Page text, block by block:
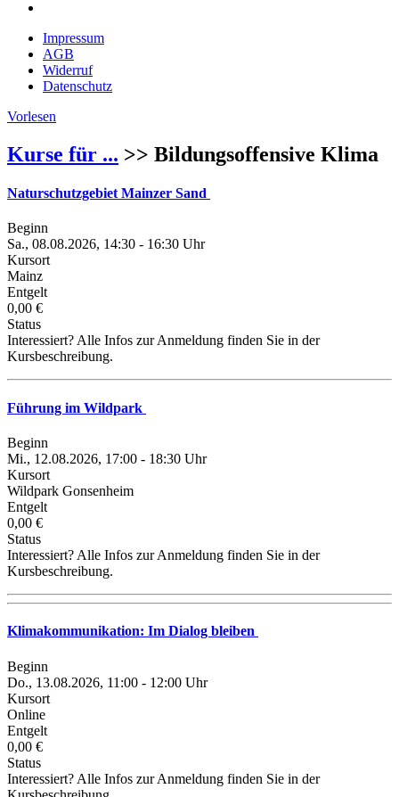
Impressum
AGB
Widerruf
Datenschutz
Vorlesen
Kurse für ... >> Bildungsoffensive Klima
Naturschutzgebiet Mainzer Sand
Beginn
Sa., 08.08.2026, 14:30 - 16:30 Uhr
Kursort
Mainz
Entgelt
0,00 €
Status
Interessiert? Alle Infos zur Anmeldung finden Sie in der
Kursbeschreibung.
Führung im Wildpark
Beginn
Mi., 12.08.2026, 17:00 - 18:30 Uhr
Kursort
Wildpark Gonsenheim
Entgelt
0,00 €
Status
Interessiert? Alle Infos zur Anmeldung finden Sie in der
Kursbeschreibung.
Klimakommunikation: Im Dialog bleiben
Beginn
Do., 13.08.2026, 11:00 - 12:00 Uhr
Kursort
Online
Entgelt
0,00 €
Status
Interessiert? Alle Infos zur Anmeldung finden Sie in der